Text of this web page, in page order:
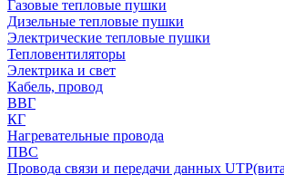
Газовые тепловые пушки
Дизельные тепловые пушки
Электрические тепловые пушки
Тепловентиляторы
Электрика и свет
Кабель, провод
ВВГ
КГ
Нагревательные провода
ПВС
Провода связи и передачи данных